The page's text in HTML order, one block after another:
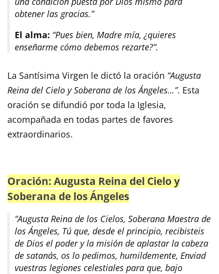
obtener las gracias.”
El alma: “Pues bien, Madre mía, ¿quieres
enseñarme cómo debemos rezarte?”.
La Santísima Virgen le dictó la oración “Augusta
Reina del Cielo y Soberana de los Ángeles…”. Esta
oración se difundió por toda la Iglesia,
acompañada en todas partes de favores
extraordinarios.
Oración: Augusta Reina del Cielo y
Soberana de los Ángeles
“Augusta Reina de los Cielos, Soberana Maestra de
los Ángeles, Tú que, desde el principio, recibisteis
de Dios el poder y la misión de aplastar la cabeza
de satanás, os lo pedimos, humildemente, Enviad
vuestras legiones celestiales para que, bajo